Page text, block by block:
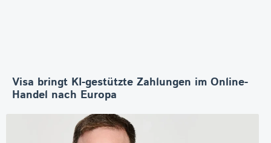
Visa bringt KI-gestützte Zahlungen im Online-
Handel nach Europa